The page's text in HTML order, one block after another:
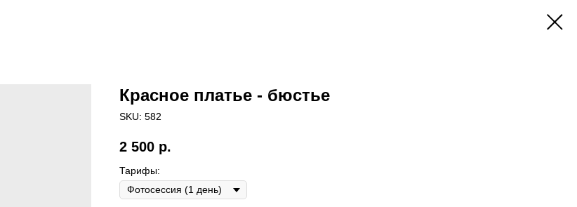
Красное платье - бюстье
SKU: 582
2 500 р.
Тарифы: